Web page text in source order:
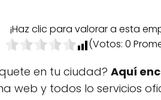
¡Haz clic para valorar a esta
(Votos: 0
en tu ciudad? Aquí
web y todos lo servicios